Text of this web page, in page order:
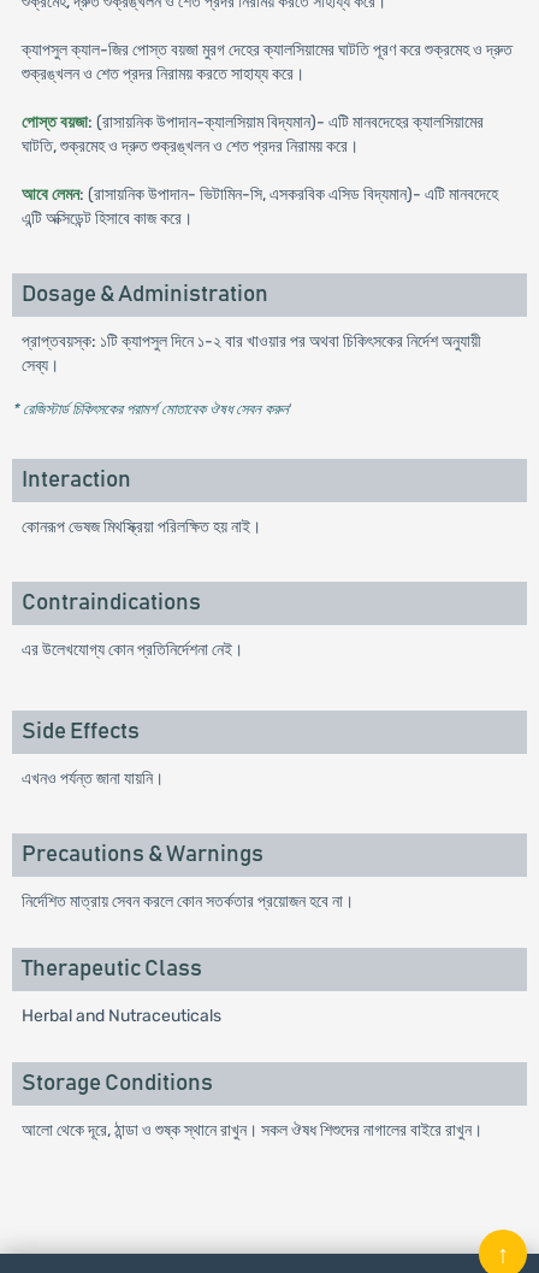
ক্যাপসুল ক্যাল-জির পোস্ত বয়জা মুরগ দেহের ক্যালসিয়ামের ঘাটতি পূরণ করে শুক্রমেহ ও দ্রুত
শুক্রঙ্খলন ও শেত প্রদর নিরাময় করতে সাহায্য করে।
পোস্ত বয়জা: (রাসায়নিক উপাদান-ক্যালসিয়াম বিদ্যমান)- এটি মানবদেহের ক্যালসিয়ামের
ঘাটতি, শুক্রমেহ ও দ্রুত শুক্রঙ্খলন ও শেত প্রদর নিরাময় করে।
আবে লেমন: (রাসায়নিক উপাদান- ভিটামিন-সি, এসকরবিক এসিড বিদ্যমান)- এটি মানবদেহে
এন্টি অক্সিডেন্ট হিসাবে কাজ করে।
Dosage & Administration
প্রাপ্তবয়স্ক: ১টি ক্যাপসুল দিনে ১-২ বার খাওয়ার পর অথবা চিকিৎসকের নির্দেশ অনুযায়ী
সেব্য।
* রেজিস্টার্ড চিকিৎসকের পরামর্শ মোতাবেক ঔষধ সেবন করুন'
Interaction
কোনরূপ ভেষজ মিথস্ক্রিয়া পরিলক্ষিত হয় নাই।
Contraindications
এর উলেখযোগ্য কোন প্রতিনির্দেশনা নেই।
Side Effects
এখনও পর্যন্ত জানা যায়নি।
Precautions & Warnings
নির্দেশিত মাত্রায় সেবন করলে কোন সতর্কতার প্রয়োজন হবে না।
Therapeutic Class
Herbal and Nutraceuticals
Storage Conditions
আলো থেকে দূরে, ঠান্ডা ও শুষ্ক স্থানে রাখুন। সকল ঔষধ শিশুদের নাগালের বাইরে রাখুন।
↑